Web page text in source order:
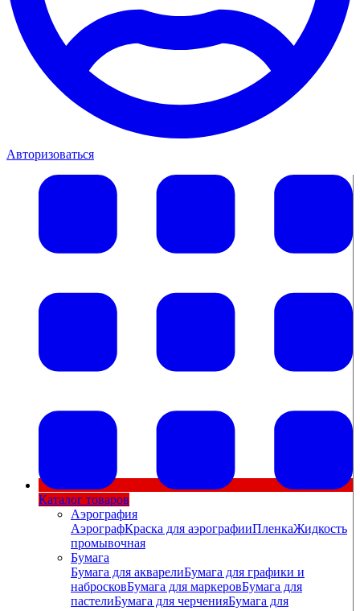
Авторизоваться
Каталог товаров
Аэрография
АэрографКраска для аэрографииПленкаЖидкость
промывочная
Бумага
Бумага для акварелиБумага для графики и
набросковБумага для маркеровБумага для
пастелиБумага для черченияБумага для